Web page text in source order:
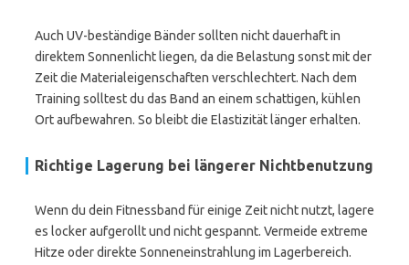
Auch UV-beständige Bänder sollten nicht dauerhaft in
direktem Sonnenlicht liegen, da die Belastung sonst mit der
Zeit die Materialeigenschaften verschlechtert. Nach dem
Training solltest du das Band an einem schattigen, kühlen
Ort aufbewahren. So bleibt die Elastizität länger erhalten.
Richtige Lagerung bei längerer Nichtbenutzung
Wenn du dein Fitnessband für einige Zeit nicht nutzt, lagere
es locker aufgerollt und nicht gespannt. Vermeide extreme
Hitze oder direkte Sonneneinstrahlung im Lagerbereich.